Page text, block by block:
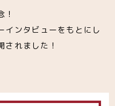
インタビューをもとにし
れました！